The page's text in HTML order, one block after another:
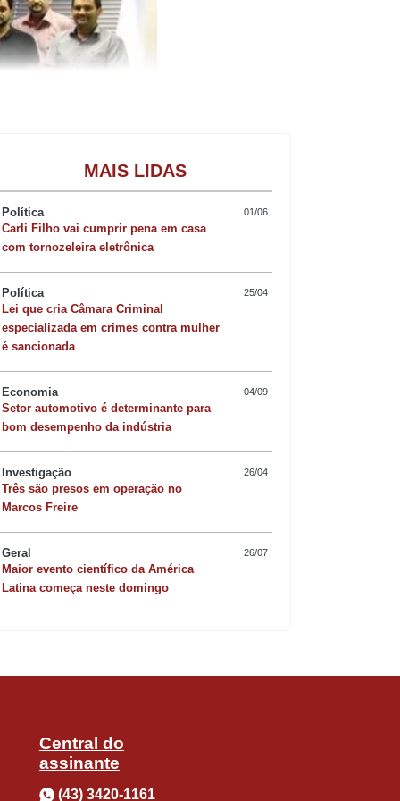
Executivo na sua história. A transferência no
e Executivo. Valor corresponde às sobras
o recurso público com
os araponguenses. A devolução
com o dinheiro público, o
possa antecipar a abertura de
que será efetuada até final do ano.
risoto de camarão
MAIS LIDAS
Política 01/06
Carli Filho vai cumprir pena em casa
com tornozeleira eletrônica
Política 25/04
Lei que cria Câmara Criminal
especializada em crimes contra mulher
é sancionada
Economia 04/09
Setor automotivo é determinante para
bom desempenho da indústria
Investigação 26/04
Três são presos em operação no
Marcos Freire
Geral 26/07
Maior evento científico da América
Latina começa neste domingo
Central do
assinante
(43) 3420-1161